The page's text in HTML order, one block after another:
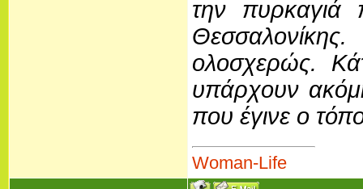
την πυρκαγιά
ολοσχερώς.
υπάρχουν
που έγινε ο
Woman-Life